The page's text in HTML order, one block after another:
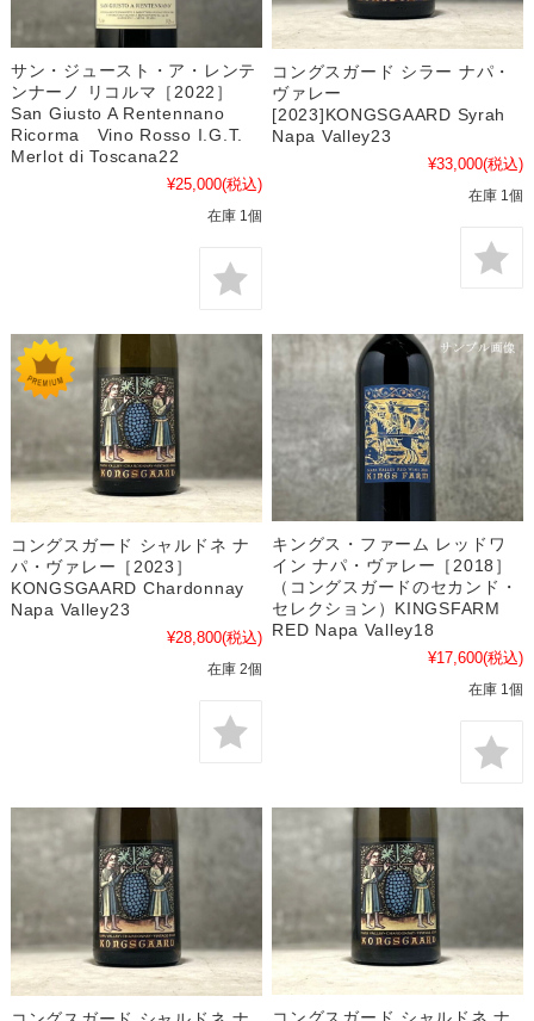
サン・ジュースト・ア・レンテ
ンナーノ リコルマ［2022］
San Giusto A Rentennano
Ricorma Vino Rosso I.G.T.
Merlot di Toscana22
¥25,000(税込)
在庫 1個
コングスガード シラー ナパ・
ヴァレー
[2023]KONGSGAARD Syrah
Napa Valley23
¥33,000(税込)
在庫 1個
コングスガード シャルドネ ナ
パ・ヴァレー［2023］
KONGSGAARD Chardonnay
Napa Valley23
¥28,800(税込)
在庫 2個
キングス・ファーム レッドワ
イン ナパ・ヴァレー［2018］
（コングスガードのセカンド・
セレクション）KINGSFARM
RED Napa Valley18
¥17,600(税込)
在庫 1個